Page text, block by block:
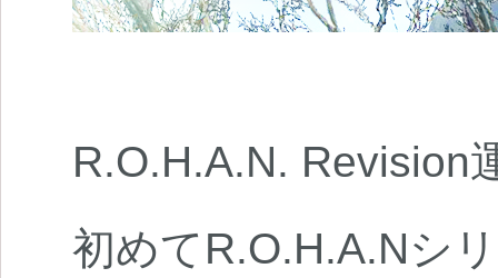
R.O.H.A.N. Revision
初めてR.O.H.A.Nシ